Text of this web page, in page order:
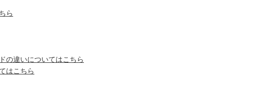
ら
の違いについてはこちら
はこちら